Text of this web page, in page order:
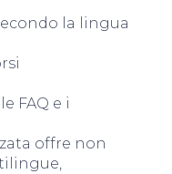
la lingua
FAQ e i
offre non